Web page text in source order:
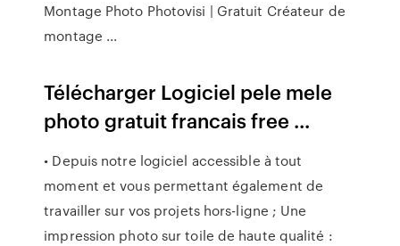
Montage Photo Photovisi | Gratuit Créateur de
montage ...
Télécharger Logiciel pele mele
photo gratuit francais free ...
• Depuis notre logiciel accessible à tout
moment et vous permettant également de
travailler sur vos projets hors-ligne ; Une
impression photo sur toile de haute qualité :